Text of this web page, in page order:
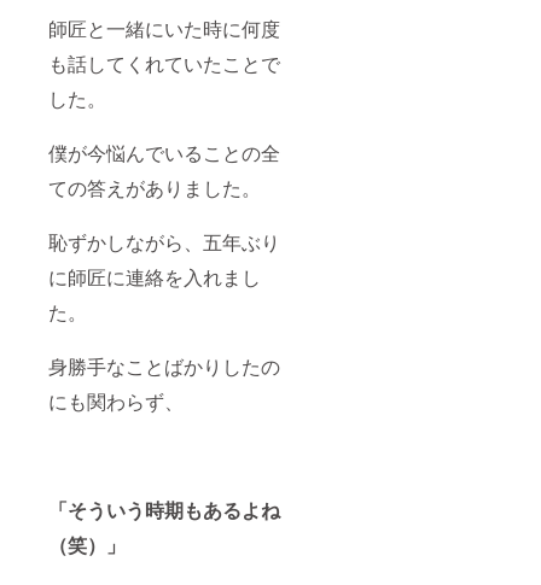
師匠と一緒にいた時に何度
も話してくれていたことで
した。
僕が今悩んでいることの全
ての答えがありました。
恥ずかしながら、五年ぶり
に師匠に連絡を入れまし
た。
身勝手なことばかりしたの
にも関わらず、
「そういう時期もあるよね
（笑）」